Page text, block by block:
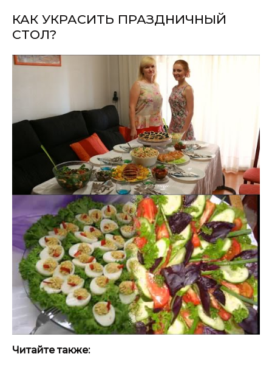
КАК УКРАСИТЬ ПРАЗДНИЧНЫЙ
СТОЛ?
Читайте также: